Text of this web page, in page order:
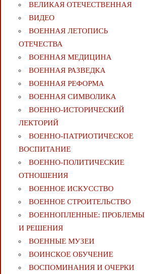
ВЕЛИКАЯ ОТЕЧЕСТВЕННАЯ
ВИДЕО
ВОЕННАЯ ЛЕТОПИСЬ
ОТЕЧЕСТВА
ВОЕННАЯ МЕДИЦИНА
ВОЕННАЯ РАЗВЕДКА
ВОЕННАЯ РЕФОРМА
ВОЕННАЯ СИМВОЛИКА
ВОЕННО-ИСТОРИЧЕСКИЙ
ЛЕКТОРИЙ
ВОЕННО-ПАТРИОТИЧЕСКОЕ
ВОСПИТАНИЕ
ВОЕННО-ПОЛИТИЧЕСКИE
ОТНОШЕНИЯ
ВОЕННОЕ ИСКУССТВО
ВОЕННОЕ СТРОИТЕЛЬСТВО
ВОЕННОПЛЕННЫЕ: ПРОБЛЕМЫ
И РЕШЕНИЯ
ВОЕННЫЕ МУЗЕИ
ВОИНСКОЕ ОБУЧЕНИЕ
ВОСПОМИНАНИЯ И ОЧЕРКИ